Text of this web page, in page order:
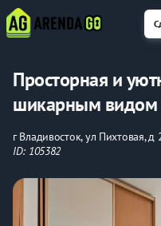
Просторная и
шикарным видом
г Владивосток, ул Пихтовая, д
ID: 105382